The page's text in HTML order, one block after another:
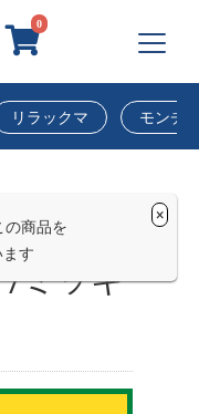
0
リラックマ モンチ
の商品を
ます
×
/ミッキ